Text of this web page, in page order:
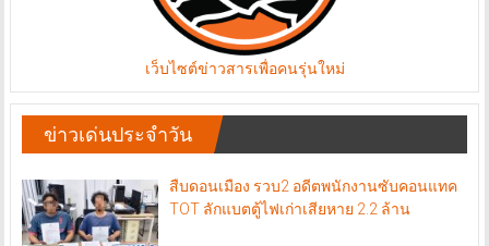
เว็บไซต์ข่าวสารเพื่อคนรุ่นใหม่
ข่าวเด่นประจำวัน
สืบดอนเมือง รวบ2 อดีตพนักงานซับคอนแทค
TOT ลักแบตตู้ไฟเก่าเสียหาย 2.2 ล้าน